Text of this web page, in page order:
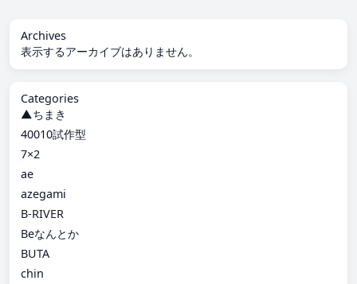
Archives
表示するアーカイブはありません。
Categories
▲ちまき
40010試作型
7×2
ae
azegami
B-RIVER
Beなんとか
BUTA
chin